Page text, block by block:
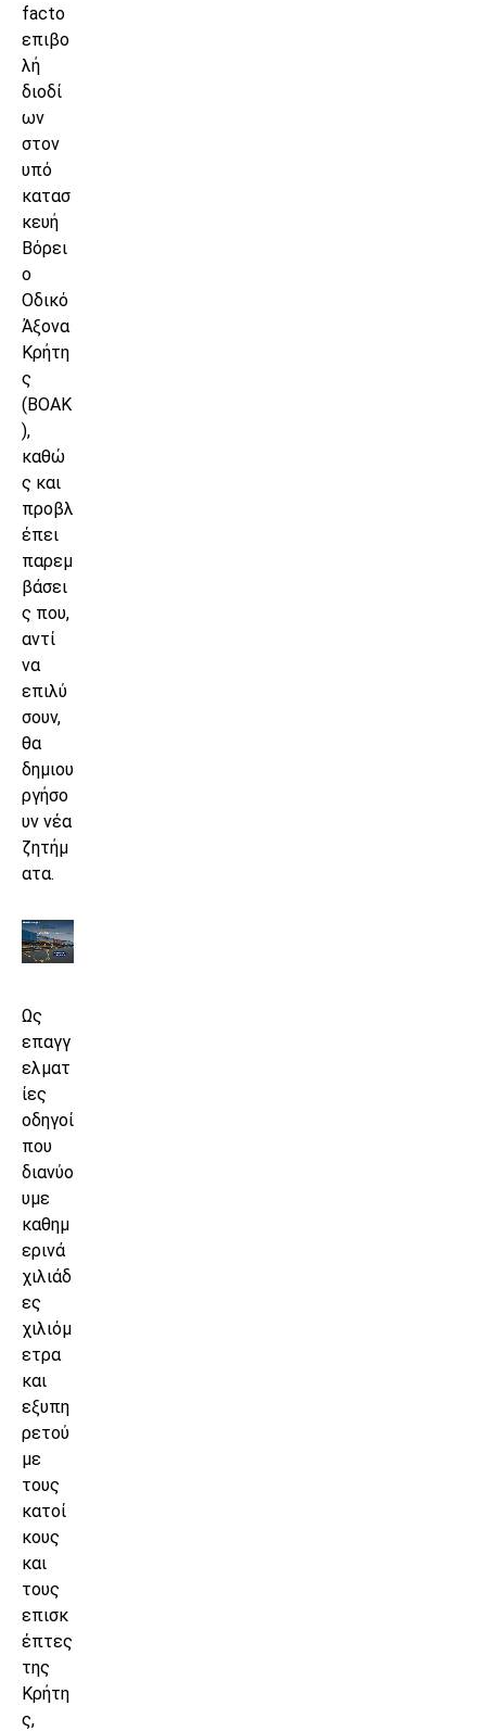
facto
επιβο
λή
διοδί
ων
στον
υπό
κατασ
κευή
Βόρει
ο
Οδικό
Άξονα
Κρήτη
ς
(ΒΟΑΚ
),
καθώ
ς και
προβλ
έπει
παρεμ
βάσει
ς που,
αντί
να
επιλύ
σουν,
θα
δημιου
ργήσο
υν νέα
ζητήμ
ατα.
Ως
επαγγ
ελματ
ίες
οδηγοί
που
διανύο
υμε
καθημ
ερινά
χιλιάδ
ες
χιλιόμ
ετρα
και
εξυπη
ρετού
με
τους
κατοί
κους
και
τους
επισκ
έπτες
της
Κρήτη
ς,